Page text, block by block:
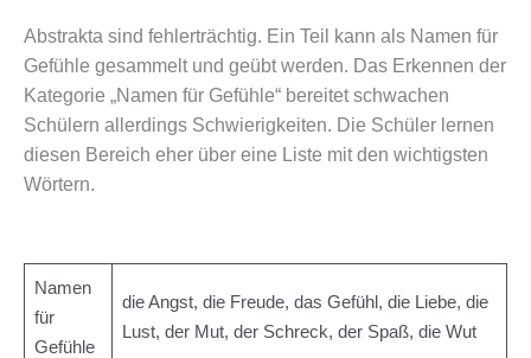
Abstrakta sind fehlerträchtig. Ein Teil kann als Namen für
Gefühle gesammelt und geübt werden. Das Erkennen der
Kategorie „Namen für Gefühle“ bereitet schwachen
Schülern allerdings Schwierigkeiten. Die Schüler lernen
diesen Bereich eher über eine Liste mit den wichtigsten
Wörtern.
Namen
für
Gefühle
die Angst, die Freude, das Gefühl, die Liebe, die
Lust, der Mut, der Schreck, der Spaß, die Wut